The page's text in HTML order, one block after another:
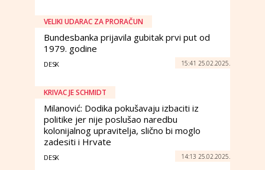
VELIKI UDARAC ZA PRORAČUN
Bundesbanka prijavila gubitak prvi put od
1979. godine
DESK 15:41 25.02.2025.
KRIVAC JE SCHMIDT
Milanović: Dodika pokušavaju izbaciti iz
politike jer nije poslušao naredbu
kolonijalnog upravitelja, slično bi moglo
zadesiti i Hrvate
DESK 14:13 25.02.2025.